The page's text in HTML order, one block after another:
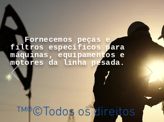
Fornecemos peças e
filtros específicos para
máquinas, equipamentos e
motores da linha pesada.
™®©Todos os direitos